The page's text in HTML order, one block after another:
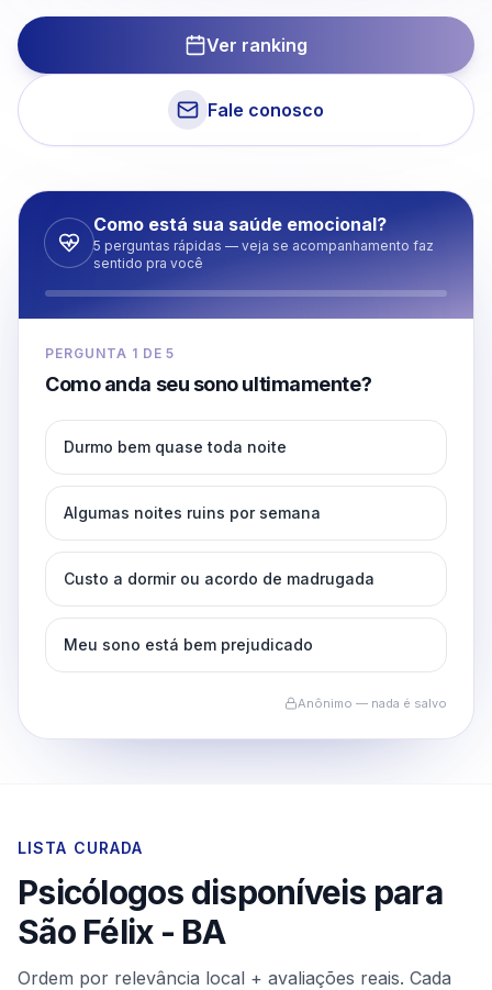
Ver ranking
Fale conosco
Como está sua saúde emocional?
5 perguntas rápidas — veja se acompanhamento faz
sentido pra você
PERGUNTA 1 DE5
Como anda seu sono ultimamente?
Durmo bem quase toda noite
Algumas noites ruins por semana
Custo a dormir ou acordo de madrugada
Meu sono está bem prejudicado
Anônimo — nada é salvo
LISTA CURADA
Psicólogos disponíveis para
São Félix- BA
Ordem por relevância local + avaliações reais. Cada